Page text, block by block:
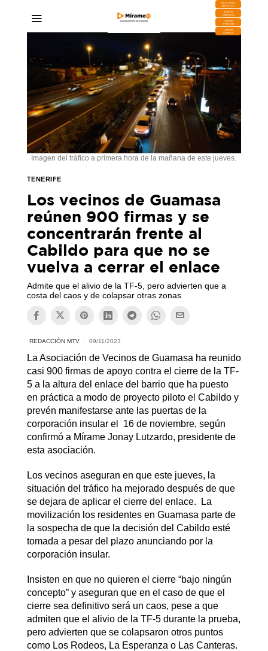
DESCARGA
MIRAPLAY
Buzón de
Sugerencias
Contratar
Publicidad
Contacto
Comercial
Imagen del tráfico a primera hora de la mañana de este jueves.
TENERIFE
Los vecinos de Guamasa
reúnen 900 firmas y se
concentrarán frente al
Cabildo para que no se
vuelva a cerrar el enlace
Admite que el alivio de la TF-5, pero advierten que a
costa del caos y de colapsar otras zonas
REDACCIÓN MTV 09/11/2023
La Asociación de Vecinos de Guamasa ha reunido
casi 900 firmas de apoyo contra el cierre de la TF-
5 a la altura del enlace del barrio que ha puesto
en práctica a modo de proyecto piloto el Cabildo y
prevén manifestarse ante las puertas de la
corporación insular el 16 de noviembre, según
confirmó a Mírame Jonay Lutzardo, presidente de
esta asociación.
Los vecinos aseguran en que este jueves, la
situación del tráfico ha mejorado después de que
se dejara de aplicar el cierre del enlace. La
movilización los residentes en Guamasa parte de
la sospecha de que la decisión del Cabildo esté
tomada a pesar del plazo anunciando por la
corporación insular.
Insisten en que no quieren el cierre “bajo ningún
concepto” y aseguran que en el caso de que el
cierre sea definitivo será un caos, pese a que
admiten que el alivio de la TF-5 durante la prueba,
pero advierten que se colapsaron otros puntos
como Los Rodeos, La Esperanza o Las Canteras.